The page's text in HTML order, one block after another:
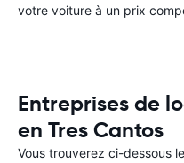
votre voiture à un prix
Entreprises de
en Tres Cantos
Vous trouverez ci-dessous